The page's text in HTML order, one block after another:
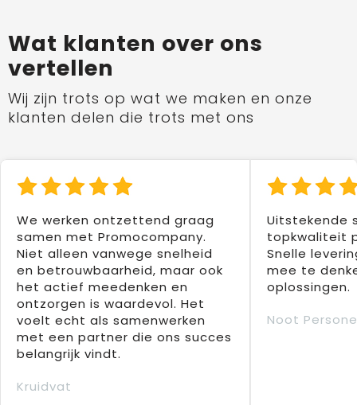
Wat klanten over ons
vertellen
Wij zijn trots op wat we maken en onze
klanten delen die trots met ons
We werken ontzettend graag
samen met Promocompany.
Niet alleen vanwege snelheid
en betrouwbaarheid, maar ook
het actief meedenken en
ontzorgen is waardevol. Het
voelt echt als samenwerken
met een partner die ons succes
belangrijk vindt.
Kruidvat
Uitstekende
topkwaliteit
Snelle
mee te
oplossingen.
Noot